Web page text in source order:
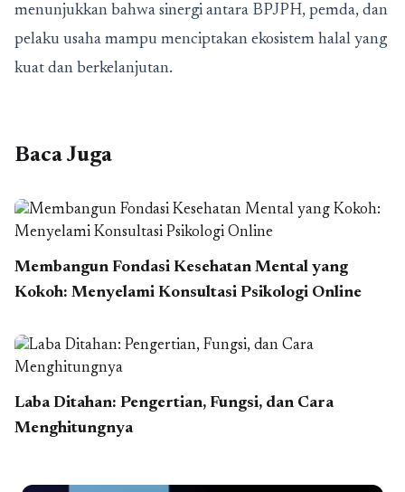
menunjukkan bahwa sinergi antara BPJPH, pemda, dan
pelaku usaha mampu menciptakan ekosistem halal yang
kuat dan berkelanjutan.
Baca Juga
Membangun Fondasi Kesehatan Mental yang
Kokoh: Menyelami Konsultasi Psikologi Online
Laba Ditahan: Pengertian, Fungsi, dan Cara
Menghitungnya